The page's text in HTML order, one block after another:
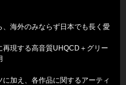
海外のみならず日本でも長く愛
現する高音質UHQCD＋グリー
加え、各作品に関するアーティ